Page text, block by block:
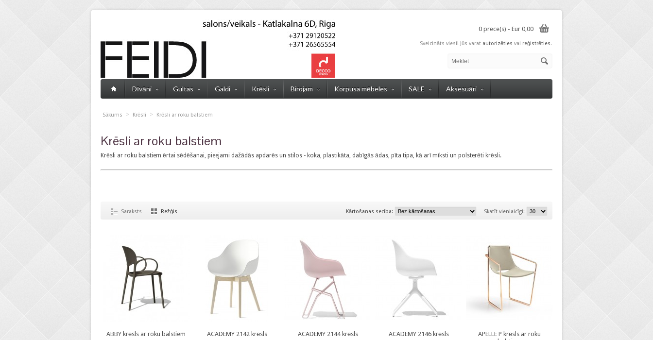
Sveicināts viesi! Jūs varat autorizēties vai reģistrēties.
0 prece(s) - Eur 0,00
Dīvāni Gultas Galdi Krēsli Birojam Korpusa mēbeles SALE Aksesuāri
Sākums > Krēsli > Krēsli ar roku balstiem
Krēsli ar roku balstiem
Krēsli ar roku balstiem ērtai sēdēšanai, pieejami dažādās apdarēs un stilos - koka, plastikāta, dabīgās ādas, pīta tipa, kā arī mīksti un polsterēti krēsli.
Saraksts Režģis Skatīt vienlaicīgi:
Kārtošanas secība:
ABBY krēsls ar roku balstiem ACADEMY 2142 krēsls ACADEMY 2144 krēsls ACADEMY 2146 krēsls
APELLE P krēsls ar roku